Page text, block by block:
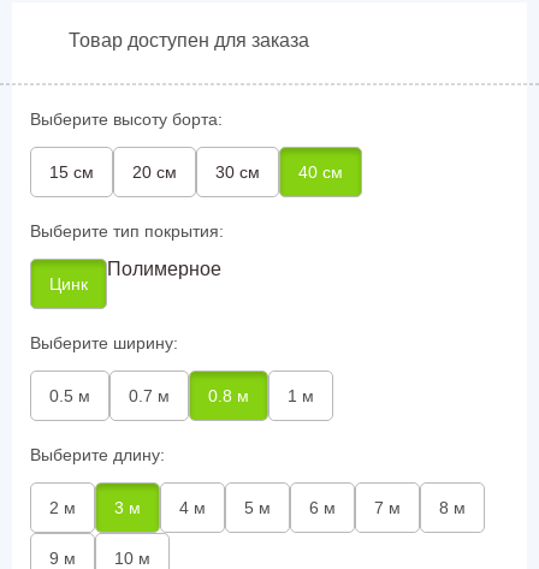
Товар доступен для заказа
Выберите высоту борта:
15 см 20 см 30 см 40 см
Выберите тип покрытия:
Цинк
Полимерное
Выберите ширину:
0.5 м 0.7 м 0.8 м 1 м
Выберите длину:
2 м 3 м 4 м 5 м 6 м 7 м 8 м
9 м 10 м